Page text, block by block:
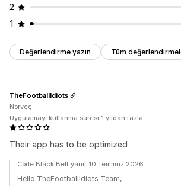
2
1
Değerlendirme yazın Tüm
Their app has to be optimized
TheFootballIdiots
Norveç
Uygulamayı kullanma süresi:1 yıldan fazla
Code Black Belt yanıt 10 Temmuz 2026
Hello TheFootballIdiots Team,